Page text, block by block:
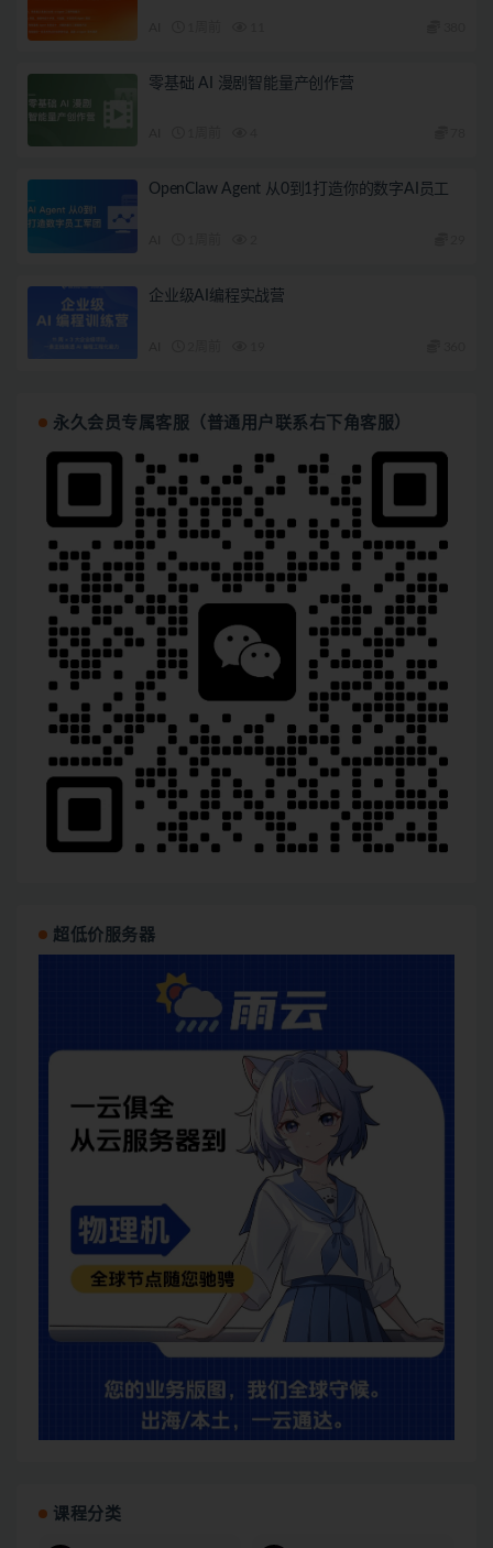
零基础 AI 漫剧智能量产创作营
OpenClaw Agent 从0到1打造你的数字AI员工
企业级AI编程实战营
永久会员专属客服（普通用户联系右下角客服）
超低价服务器
课程分类